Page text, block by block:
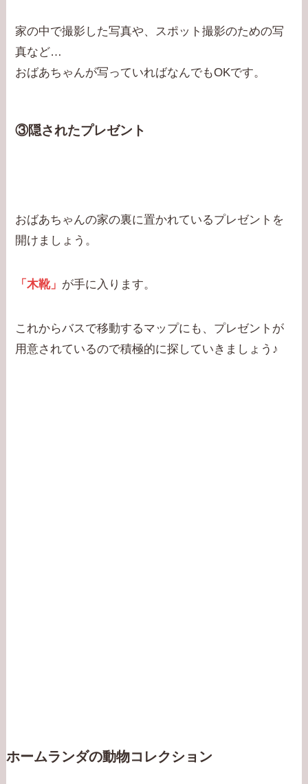
家の中で撮影した写真や、スポット撮影のための写
真など…
おばあちゃんが写っていればなんでもOKです。
③隠されたプレゼント
おばあちゃんの家の裏に置かれているプレゼントを
開けましょう。
「木靴」 が手に入ります。
これからバスで移動するマップにも、プレゼントが
用意されているので積極的に探していきましょう♪
ホームランダの動物コレクション